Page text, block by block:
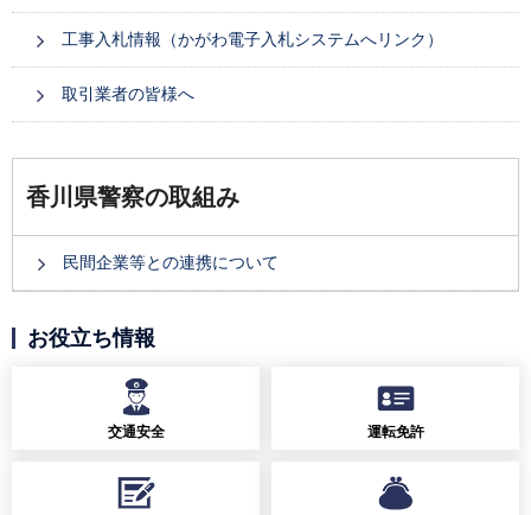
工事入札情報（かがわ電子入札システムへリンク）
取引業者の皆様へ
香川県警察の取組み
民間企業等との連携について
お役立ち情報
交通安全 運転免許